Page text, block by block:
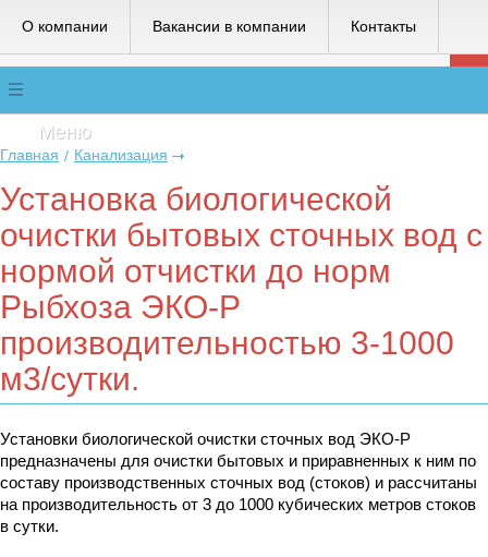
О компании Вакансии в компании Контакты
Меню
Главная / Канализация
Установка биологической
очистки бытовых сточных вод с
нормой отчистки до норм
Рыбхоза ЭКО-Р
производительностью 3-1000
м3/сутки.
Установки биологической очистки сточных вод ЭКО-Р
предназначены для очистки бытовых и приравненных к ним по
составу производственных сточных вод (стоков) и рассчитаны
на производительность от 3 до 1000 кубических метров стоков
в сутки.